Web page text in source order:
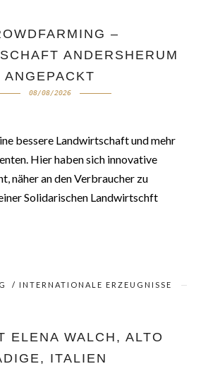
–
ANDERSHERUM
ANGEPACKT
08/08/2026
bessere Landwirtschaft und mehr
Hier haben sich innovative
näher an den Verbraucher zu
Solidarischen Landwirtschft
/ INTERNATIONALE ERZEUGNISSE
ELENA WALCH, ALTO
ITALIEN